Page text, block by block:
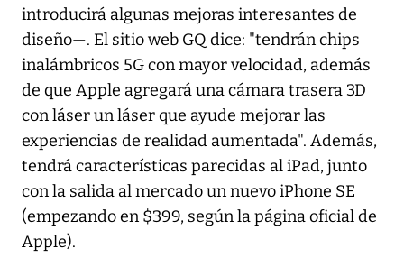
introducirá algunas mejoras interesantes de
diseño—. El sitio web GQ dice: "tendrán chips
inalámbricos 5G con mayor velocidad, además
de que Apple agregará una cámara trasera 3D
con láser un láser que ayude mejorar las
experiencias de realidad aumentada". Además,
tendrá características parecidas al iPad, junto
con la salida al mercado un nuevo iPhone SE
(empezando en $399, según la página oficial de
Apple).